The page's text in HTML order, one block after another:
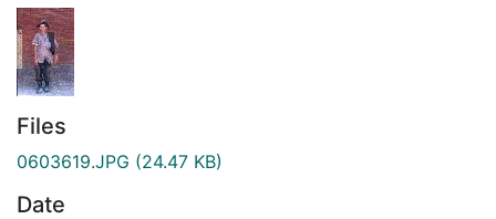
Files
0603619.JPG (24.47 KB)
Date